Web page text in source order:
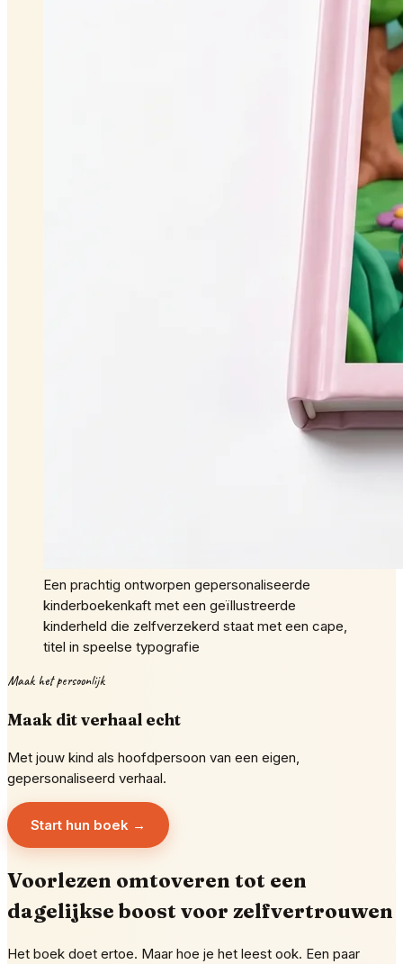
Een prachtig ontworpen gepersonaliseerde
kinderboekenkaft met een geïllustreerde
kinderheld die zelfverzekerd staat met een cape,
titel in speelse typografie
Maak het persoonlijk
Maak dit verhaal echt
Met jouw kind als hoofdpersoon van een eigen,
gepersonaliseerd verhaal.
Start hun boek →
Voorlezen omtoveren tot een
dagelijkse boost voor zelfvertrouwen
Het boek doet ertoe. Maar hoe je het leest ook. Een paar